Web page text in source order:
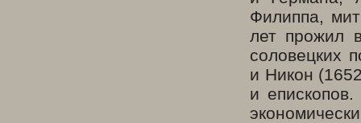
Филиппа,
лет прожил
соловецких
и Никон
и